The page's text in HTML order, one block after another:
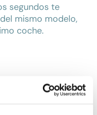
segundos te
mismo modelo,
coche.